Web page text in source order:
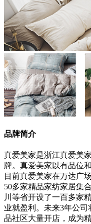
品牌简介
真爱美家是浙江真爱美
牌。真爱美家以有品位
目前真爱美家在万达广
50多家精品家纺家居集
川等省开设了一百多家
业就盈利。未来3年公
品社区大量开店，成为